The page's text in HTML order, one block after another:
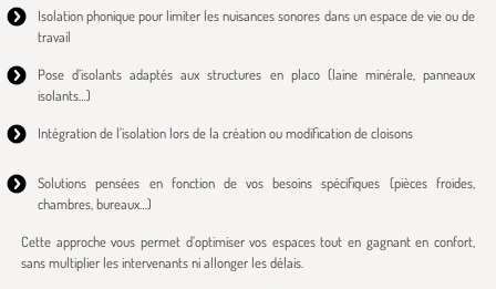
Isolation phonique pour limiter les nuisances sonores dans un espace de vie ou de
travail
Pose d’isolants adaptés aux structures en placo (laine minérale, panneaux
isolants…)
Intégration de l’isolation lors de la création ou modification de cloisons
Solutions pensées en fonction de vos besoins spécifiques (pièces froides,
chambres, bureaux…)
Cette approche vous permet d’optimiser vos espaces tout en gagnant en confort,
sans multiplier les intervenants ni allonger les délais.